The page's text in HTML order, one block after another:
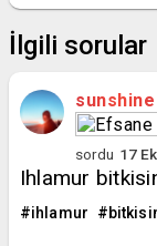
İlgili sorular
sunshine
sordu 17
Ihlamur
ihlamur